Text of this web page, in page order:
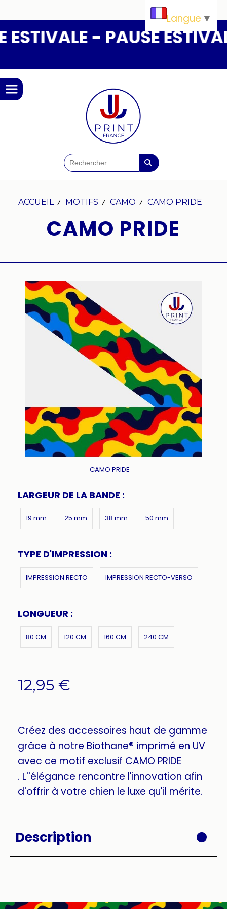
- PAUSE ESTIVALE
ACCUEIL MOTIFS CAMO CAMO PRIDE
CAMO PRIDE
CAMO PRIDE
LARGEUR DE LA BANDE :
19 mm 25 mm 38 mm 50 mm
TYPE D'IMPRESSION :
IMPRESSION RECTO IMPRESSION RECTO-VERSO
LONGUEUR :
80 CM 120 CM 160 CM 240 CM
12,95 €
Créez des accessoires haut de gamme
grâce à notre Biothane® imprimé en UV
avec ce motif exclusif CAMO PRIDE
. L''élégance rencontre l'innovation afin
d'offrir à votre chien le luxe qu'il mérite.
Description
Langue ▼